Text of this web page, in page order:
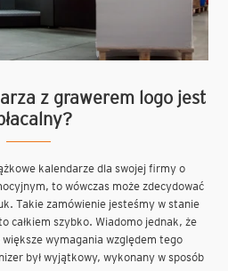
z grawerem logo jest
kalendarze dla swojej firmy o
to wówczas może zdecydować
Takie zamówienie jesteśmy w stanie
całkiem szybko. Wiadomo jednak, że
wymagania względem tego
był wyjątkowy, wykonany w sposób